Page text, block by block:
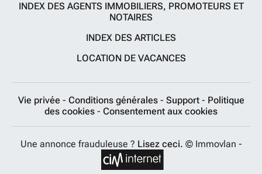
INDEX DES AGENTS IMMOBILIERS, PROMOTEURS ET
NOTAIRES
INDEX DES ARTICLES
LOCATION DE VACANCES
Vie privée - Conditions générales - Support - Politique
des cookies - Consentement aux cookies
Une annonce frauduleuse ? Lisez ceci. © Immovlan -